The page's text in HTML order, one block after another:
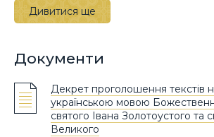
Дивитися ще
Документи
Декрет проголошення текстів
українською мовою
святого Івана Золотоустого та
Великого